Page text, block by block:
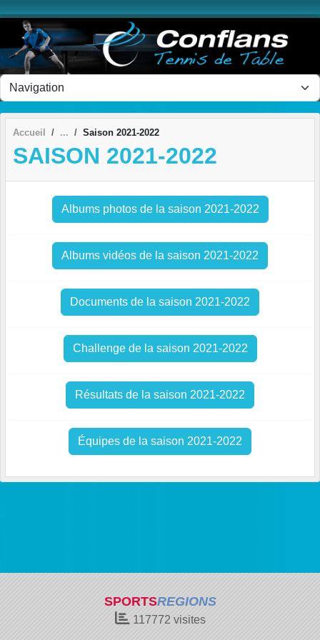
Accueil Saison 2021-2022
SAISON 2021-2022
Albums photos de la saison 2021-2022
Albums vidéos de la saison 2021-2022
Documents de la saison 2021-2022
Challenge de la saison 2021-2022
Résultats de la saison 2021-2022
Équipes de la saison 2021-2022
SPORTSREGIONS
117772 visites